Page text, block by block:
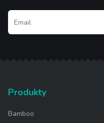
Produkty
Bamboo